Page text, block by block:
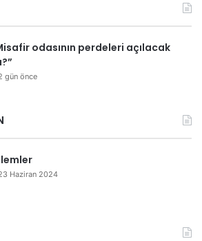
odasının perdeleri açılacak
gün önce
Haziran 2024